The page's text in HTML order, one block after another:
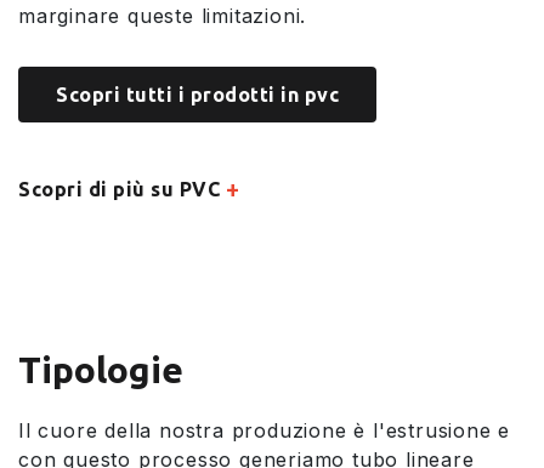
marginare queste limitazioni.
Scopri tutti i prodotti in pvc
Scopri di più su PVC +
Tipologie
Il cuore della nostra produzione è l'estrusione e
con questo processo generiamo tubo lineare